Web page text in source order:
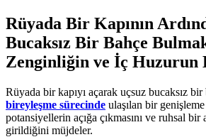
Rüyada Bir Kapının
Bucaksız Bir Bahçe
Zenginliğin ve İç Huzurun
Rüyada bir kapıyı açarak uçsuz bucaksız
bireyleşme sürecinde ulaşılan bir genişleme
potansiyellerin açığa çıkmasını ve ruhsal bir
girildiğini müjdeler.